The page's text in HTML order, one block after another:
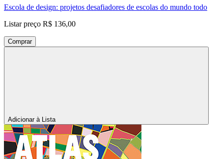
Escola de design: projetos desafiadores de escolas do mundo todo
Listar preço R$ 136,00
Comprar
Adicionar à Lista